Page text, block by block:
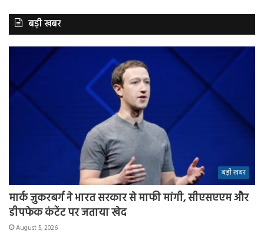
बड़ी खबर
बड़ी खबर
मार्क जुकरबर्ग ने भारत सरकार से माफी मांगी, सीएसएएम और
डीपफेक कंटेंट पर जताया खेद
August 5, 2026